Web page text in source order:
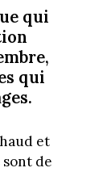
qui
qui
et
de